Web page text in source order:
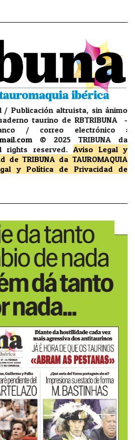
/ Publicación altruista, sin ánimo
taurino de RBTRIBUNA -
/ correo electrónico :
© 2025 TRIBUNA da
rights reserved. Aviso Legal y
de TRIBUNA da TAUROMAQUIA
y Política de Privacidad
de